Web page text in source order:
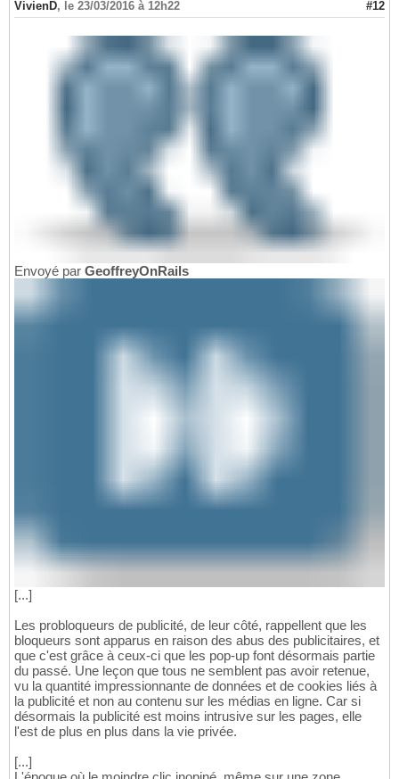
VivienD, le 23/03/2016 à 12h22 #12
Envoyé par GeoffreyOnRails
[...]
Les probloqueurs de publicité, de leur côté, rappellent que les
bloqueurs sont apparus en raison des abus des publicitaires, et
que c'est grâce à ceux-ci que les pop-up font désormais partie
du passé. Une leçon que tous ne semblent pas avoir retenue,
vu la quantité impressionnante de données et de cookies liés à
la publicité et non au contenu sur les médias en ligne. Car si
désormais la publicité est moins intrusive sur les pages, elle
l'est de plus en plus dans la vie privée.
[...]